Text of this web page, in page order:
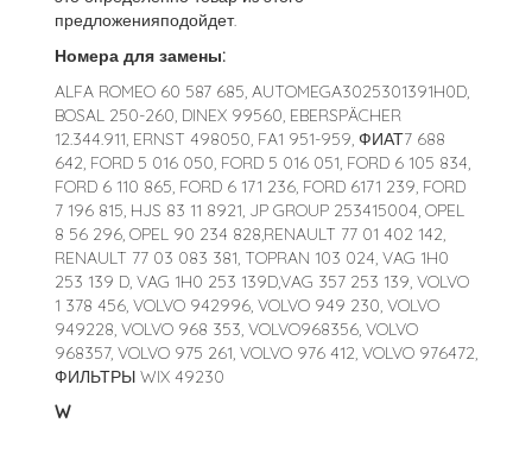
предложенияподойдет.
Номера для замены:
ALFA ROMEO 60 587 685, AUTOMEGA3025301391H0D,
BOSAL 250-260, DINEX 99560, EBERSPÄCHER
12.344.911, ERNST 498050, FA1 951-959, ФИАТ7 688
642, FORD 5 016 050, FORD 5 016 051, FORD 6 105 834,
FORD 6 110 865, FORD 6 171 236, FORD 6171 239, FORD
7 196 815, HJS 83 11 8921, JP GROUP 253415004, OPEL
8 56 296, OPEL 90 234 828,RENAULT 77 01 402 142,
RENAULT 77 03 083 381, TOPRAN 103 024, VAG 1H0
253 139 D, VAG 1H0 253 139D,VAG 357 253 139, VOLVO
1 378 456, VOLVO 942996, VOLVO 949 230, VOLVO
949228, VOLVO 968 353, VOLVO968356, VOLVO
968357, VOLVO 975 261, VOLVO 976 412, VOLVO 976472,
ФИЛЬТРЫ WIX 49230
W